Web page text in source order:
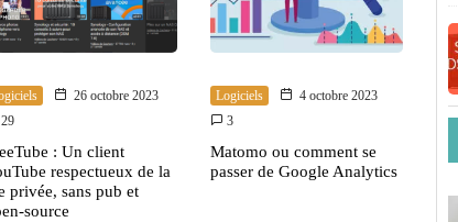
26 octobre 2023
29
: Un client
respectueux de la
privée, sans pub et
source
Logiciels
4 octobre 2023
3
Matomo ou comment se
passer de Google Analytics